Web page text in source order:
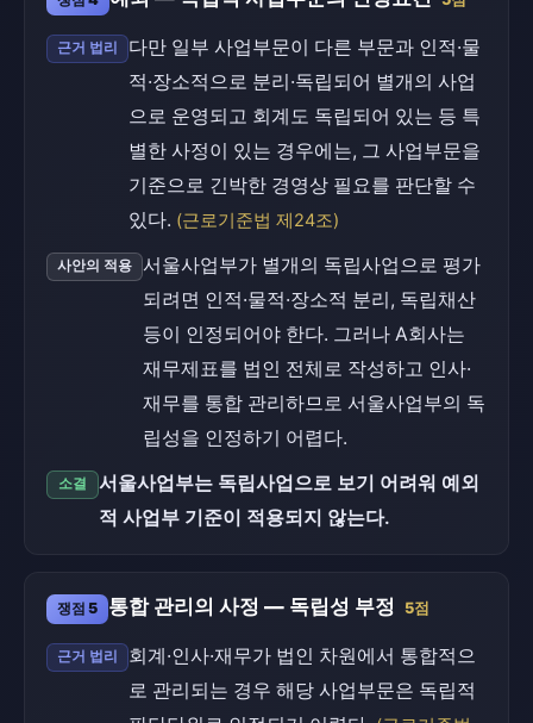
근거 법리
다만 일부 사업부문이 다른 부문과 인적·물
적·장소적으로 분리·독립되어 별개의 사업
으로 운영되고 회계도 독립되어 있는 등 특
별한 사정이 있는 경우에는, 그 사업부문을
기준으로 긴박한 경영상 필요를 판단할 수
있다. (근로기준법 제24조)
사안의 적용
서울사업부가 별개의 독립사업으로 평가
되려면 인적·물적·장소적 분리, 독립채산
등이 인정되어야 한다. 그러나 A회사는
재무제표를 법인 전체로 작성하고 인사·
재무를 통합 관리하므로 서울사업부의 독
립성을 인정하기 어렵다.
소결
서울사업부는 독립사업으로 보기 어려워 예외
적 사업부 기준이 적용되지 않는다.
쟁점 5 통합 관리의 사정 — 독립성 부정 5점
근거 법리
회계·인사·재무가 법인 차원에서 통합적으
로 관리되는 경우 해당 사업부문은 독립적